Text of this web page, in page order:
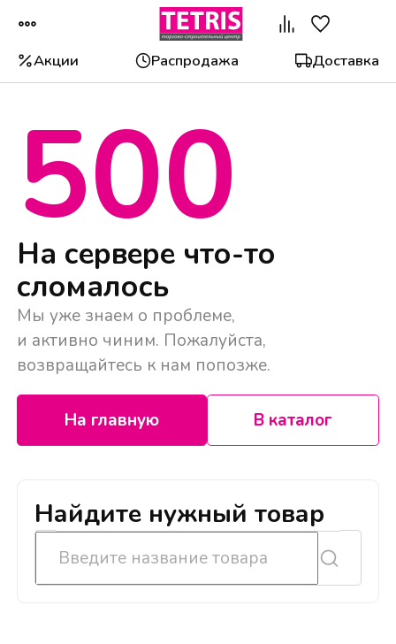
Акции Распродажа Доставка
500
На сервере что-то
сломалось
Мы уже знаем о проблеме,
и активно чиним. Пожалуйста,
возвращайтесь к нам попозже.
На главную В каталог
Найдите нужный товар